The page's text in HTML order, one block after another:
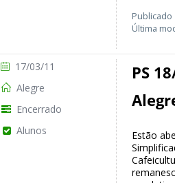
Publicado
Última
PS
Estão
17/03/11
Alegre
Encerrado
Alunos